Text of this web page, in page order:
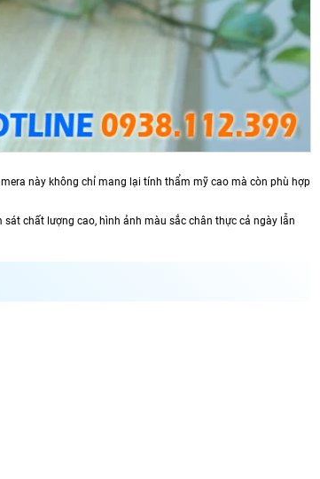
này không chỉ mang lại tính thẩm mỹ cao mà còn phù hợp
chất lượng cao, hình ảnh màu sắc chân thực cả ngày lẫn